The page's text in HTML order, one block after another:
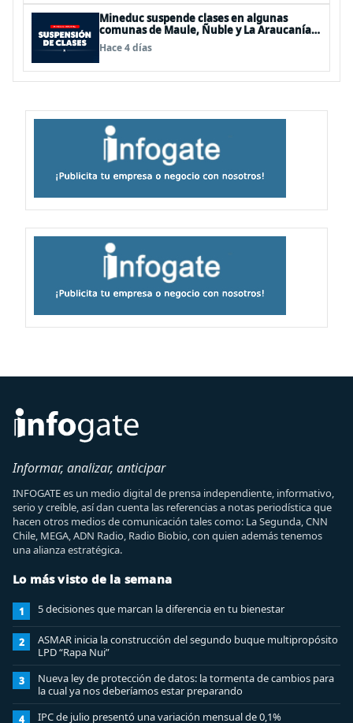
Mineduc suspende clases en algunas
comunas de Maule, Ñuble y La Araucanía
para este lunes
Hace 4 días
Informar, analizar, anticipar
INFOGATE es un medio digital de prensa independiente, informativo,
serio y creíble, así dan cuenta las referencias a notas periodística que
hacen otros medios de comunicación tales como: La Segunda, CNN
Chile, MEGA, ADN Radio, Radio Biobio, con quien además tenemos
una alianza estratégica.
Lo más visto de la semana
1 5 decisiones que marcan la diferencia en tu bienestar
2
ASMAR inicia la construcción del segundo buque multipropósito
LPD “Rapa Nui”
3
Nueva ley de protección de datos: la tormenta de cambios para
la cual ya nos deberíamos estar preparando
4 IPC de julio presentó una variación mensual de 0,1%